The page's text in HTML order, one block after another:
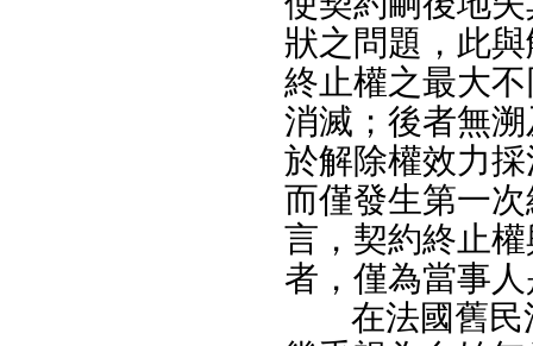
狀之問題，此
終止權之最大
消滅；後者無
於解除權效力
而僅發生第一
言，契約終止
者，僅為當事
在法國舊